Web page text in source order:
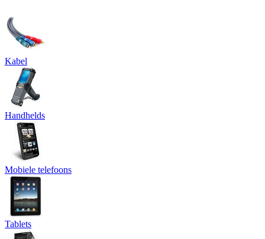
Kabel
Handhelds
Mobiele telefoons
Tablets